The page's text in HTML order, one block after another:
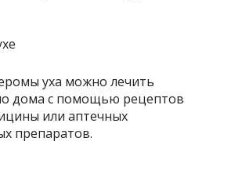
уха можно лечить
дома с помощью рецептов
или аптечных
препаратов.